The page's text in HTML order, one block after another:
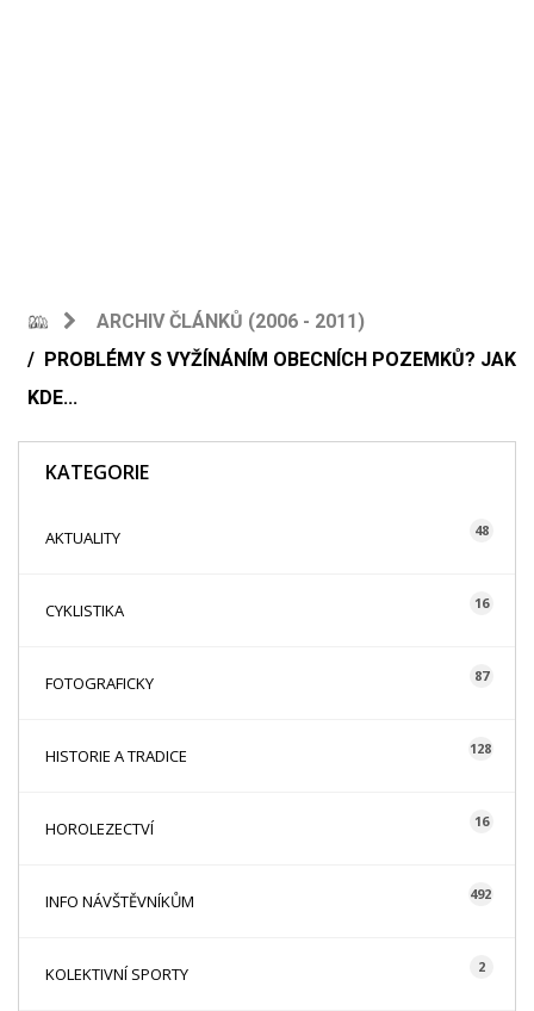
ARCHIV ČLÁNKŮ (2006 - 2011)
PROBLÉMY S VYŽÍNÁNÍM OBECNÍCH POZEMKŮ? JAK
KDE...
KATEGORIE
AKTUALITY 48
CYKLISTIKA 16
FOTOGRAFICKY 87
HISTORIE A TRADICE 128
HOROLEZECTVÍ 16
INFO NÁVŠTĚVNÍKŮM 492
KOLEKTIVNÍ SPORTY 2